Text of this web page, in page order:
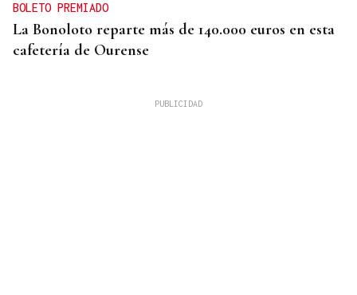
BOLETO PREMIADO
La Bonoloto reparte más de 140.000 euros en esta
cafetería de Ourense